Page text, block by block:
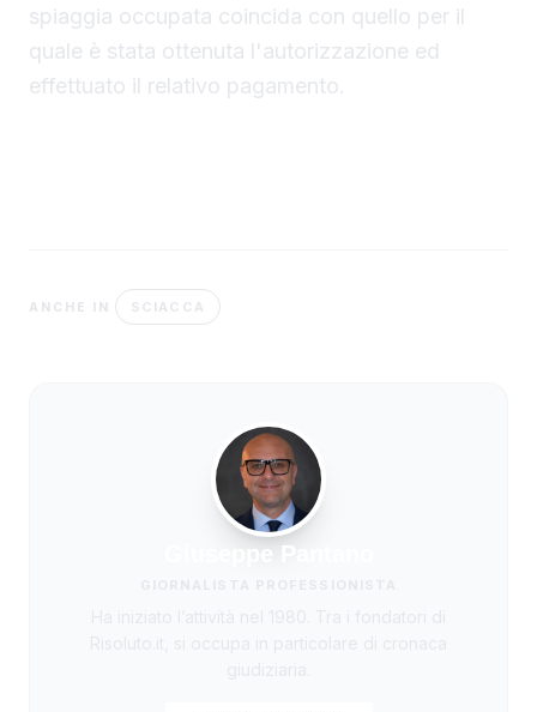
spiaggia occupata coincida con quello per il
quale è stata ottenuta l'autorizzazione ed
effettuato il relativo pagamento.
ANCHE IN SCIACCA
Giuseppe Pantano